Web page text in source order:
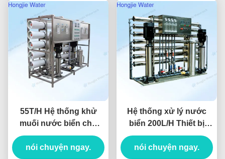
55T/H Hệ thống khử
muối nước biển cho
ngành hóa dầu
nói chuyện ngay.
Hệ thống xử lý nước
biển 200L/H Thiết bị
khử muối nước biển để
cứu trợ thiên tai
nói chuyện ngay.